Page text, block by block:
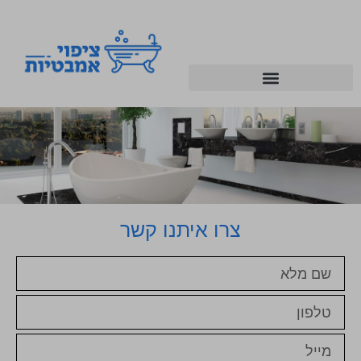
צרו איתנו קשר